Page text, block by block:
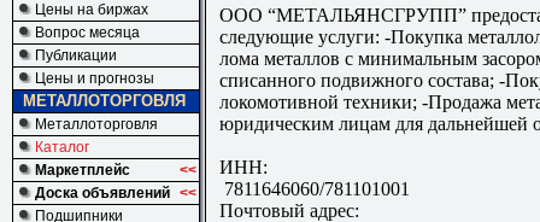
Цены на биржах
Вопрос месяца
Публикации
Цены и прогнозы
МЕТАЛЛОТОРГОВЛЯ
Металлоторговля
Каталог
Маркетплейс
<<
Доска объявлений <<
Подшипники
ООО “МЕТАЛЬЯНСГРУПП”
следующие услуги: -Покупка
лома металлов с минимальным
списанного подвижного состава; -
локомотивной техники; -Продажа
юридическим лицам для дальнейшей
ИНН:
7811646060/781101001
Почтовый адрес: